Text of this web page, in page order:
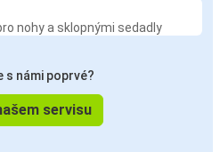
nohy a sklopnými sedadly
s námi poprvé?
servisu